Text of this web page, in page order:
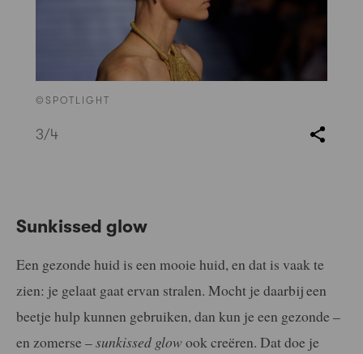
©SPOTLIGHT
3/4
Sunkissed glow
Een gezonde huid is een mooie huid, en dat is vaak te
zien: je gelaat gaat ervan stralen. Mocht je daarbij een
beetje hulp kunnen gebruiken, dan kun je een gezonde –
en zomerse –sunkissed glowook creëren. Dat doe je